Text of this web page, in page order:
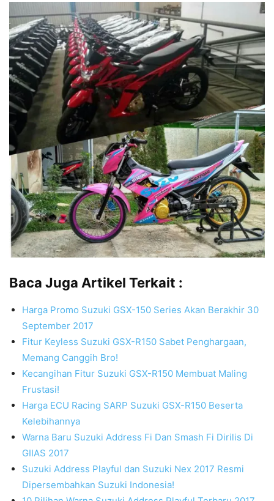
Baca Juga Artikel Terkait :
Harga Promo Suzuki GSX-150 Series Akan Berakhir 30
September 2017
Fitur Keyless Suzuki GSX-R150 Sabet Penghargaan,
Memang Canggih Bro!
Kecangihan Fitur Suzuki GSX-R150 Membuat Maling
Frustasi!
Harga ECU Racing SARP Suzuki GSX-R150 Beserta
Kelebihannya
Warna Baru Suzuki Address Fi Dan Smash Fi Dirilis Di
GIIAS 2017
Suzuki Address Playful dan Suzuki Nex 2017 Resmi
Dipersembahkan Suzuki Indonesia!